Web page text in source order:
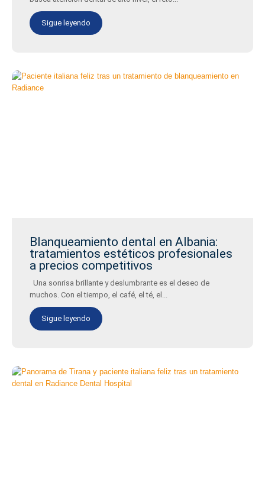
Sigue leyendo
Blanqueamiento dental en Albania:
tratamientos estéticos profesionales
a precios competitivos
Una sonrisa brillante y deslumbrante es el deseo de
muchos. Con el tiempo, el café, el té, el...
Sigue leyendo